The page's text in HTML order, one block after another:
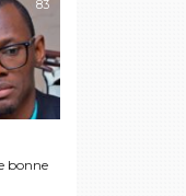
83
bonne